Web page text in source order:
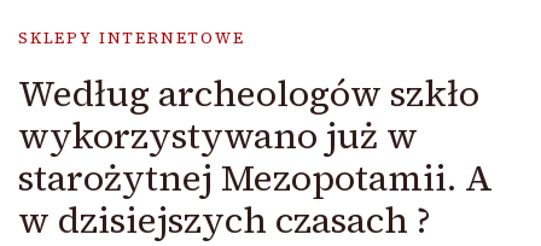
SKLEPY INTERNETOWE
Według archeologów szkło
wykorzystywano już w
starożytnej Mezopotamii. A
w dzisiejszych czasach ?